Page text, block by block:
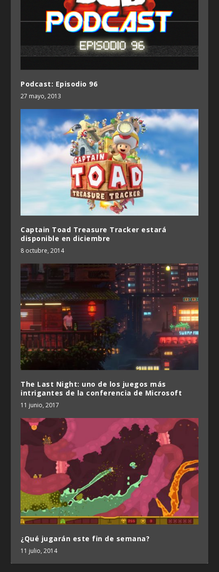
Podcast: Episodio 96
27 mayo, 2013
Captain Toad Treasure Tracker estará
disponible en diciembre
8 octubre, 2014
The Last Night: uno de los juegos más
intrigantes de la conferencia de Microsoft
11 junio, 2017
¿Qué jugarán este fin de semana?
11 julio, 2014